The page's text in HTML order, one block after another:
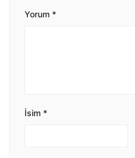
Yorum *
İsim *